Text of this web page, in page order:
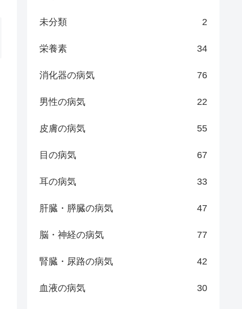
未分類 2
栄養素 34
消化器の病気 76
男性の病気 22
皮膚の病気 55
目の病気 67
耳の病気 33
肝臓・膵臓の病気 47
脳・神経の病気 77
腎臓・尿路の病気 42
血液の病気 30